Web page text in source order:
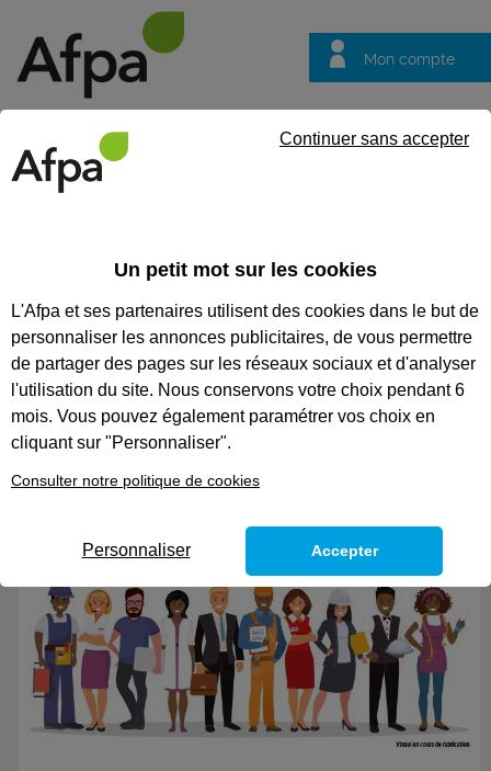
Mon compte
questions
CODES
CONSOLIDATION DU PROJET
PROFESSIONNEL
MULTISECTORIELLE -
MULHOUSE
Un petit mot sur les cookies
L'Afpa et ses partenaires utilisent des cookies dans le but de
personnaliser les annonces publicitaires, de vous permettre
de partager des pages sur les réseaux sociaux et d'analyser
l'utilisation du site. Nous conservons votre choix pendant 6
mois. Vous pouvez également paramétrer vos choix en
cliquant sur "Personnaliser".
Consulter notre politique de cookies
Continuer sans accepter
Personnaliser Accepter